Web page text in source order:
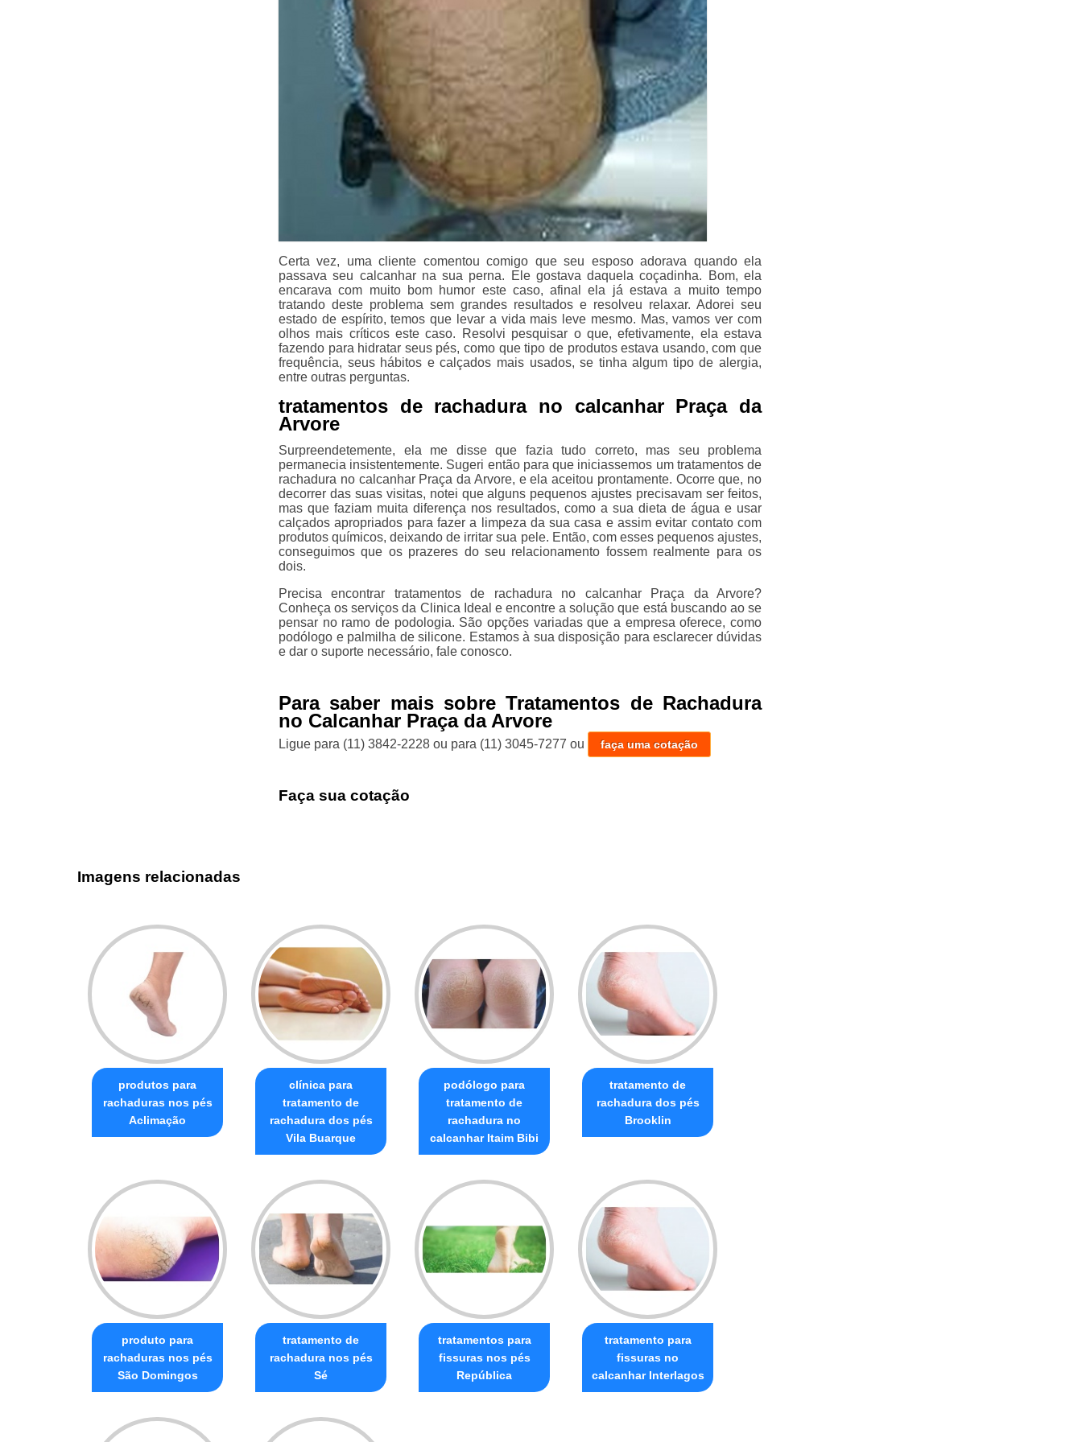
Certa vez, uma cliente comentou comigo que seu esposo adorava quando ela
passava seu calcanhar na sua perna. Ele gostava daquela coçadinha. Bom, ela
encarava com muito bom humor este caso, afinal ela já estava a muito tempo
tratando deste problema sem grandes resultados e resolveu relaxar. Adorei seu
estado de espírito, temos que levar a vida mais leve mesmo. Mas, vamos ver com
olhos mais críticos este caso. Resolvi pesquisar o que, efetivamente, ela estava
fazendo para hidratar seus pés, como que tipo de produtos estava usando, com que
frequência, seus hábitos e calçados mais usados, se tinha algum tipo de alergia,
entre outras perguntas.
tratamentos de rachadura no calcanhar Praça da
Arvore
Surpreendetemente, ela me disse que fazia tudo correto, mas seu problema
permanecia insistentemente. Sugeri então para que iniciassemos um tratamentos de
rachadura no calcanhar Praça da Arvore, e ela aceitou prontamente. Ocorre que, no
decorrer das suas visitas, notei que alguns pequenos ajustes precisavam ser feitos,
mas que faziam muita diferença nos resultados, como a sua dieta de água e usar
calçados apropriados para fazer a limpeza da sua casa e assim evitar contato com
produtos químicos, deixando de irritar sua pele. Então, com esses pequenos ajustes,
conseguimos que os prazeres do seu relacionamento fossem realmente para os
dois.
Precisa encontrar tratamentos de rachadura no calcanhar Praça da Arvore?
Conheça os serviços da Clinica Ideal e encontre a solução que está buscando ao se
pensar no ramo de podologia. São opções variadas que a empresa oferece, como
podólogo e palmilha de silicone. Estamos à sua disposição para esclarecer dúvidas
e dar o suporte necessário, fale conosco.
Para saber mais sobre Tratamentos de Rachadura
no Calcanhar Praça da Arvore
Ligue para (11) 3842-2228 ou para (11) 3045-7277 ou faça uma cotação
Faça sua cotação
Imagens relacionadas
produtos para
rachaduras nos pés
Aclimação
clínica para
tratamento de
rachadura dos pés
Vila Buarque
podólogo para
tratamento de
rachadura no
calcanhar Itaim Bibi
tratamento de
rachadura dos pés
Brooklin
produto para
rachaduras nos pés
São Domingos
tratamento de
rachadura nos pés
Sé
tratamentos para
fissuras nos pés
República
tratamento para
fissuras no
calcanhar Interlagos